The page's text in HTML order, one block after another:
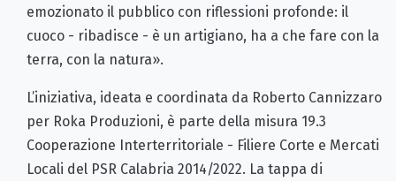
emozionato il pubblico con riflessioni profonde: il
cuoco - ribadisce - è un artigiano, ha a che fare con la
terra, con la natura».
L’iniziativa, ideata e coordinata da Roberto Cannizzaro
per Roka Produzioni, è parte della misura 19.3
Cooperazione Interterritoriale - Filiere Corte e Mercati
Locali del PSR Calabria 2014/2022. La tappa di